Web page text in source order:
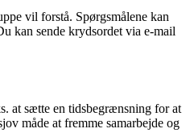
vil forstå. Spørgsmålene kan
kan sende krydsordet via e-mail
at sætte en tidsbegrænsning for at
måde at fremme samarbejde og